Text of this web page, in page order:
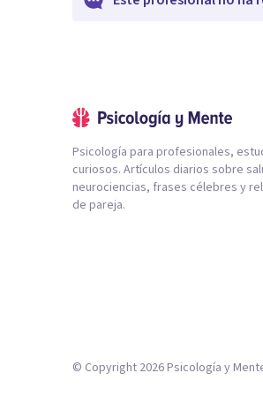
Psicología para profesionales,
curiosos. Artículos diarios sobre
neurociencias, frases célebres y
de pareja.
© Copyright 2026Psicología y